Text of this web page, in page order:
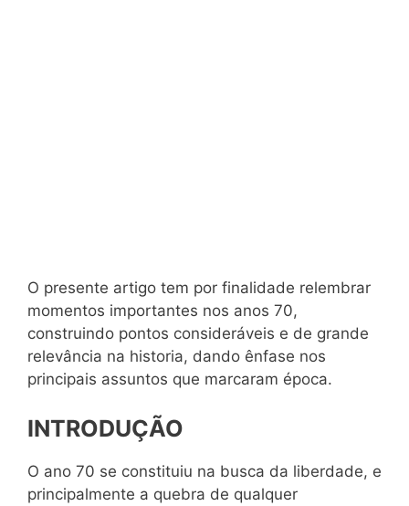
O presente artigo tem por finalidade relembrar
momentos importantes nos anos 70,
construindo pontos consideráveis e de grande
relevância na historia, dando ênfase nos
principais assuntos que marcaram época.
INTRODUÇÃO
O ano 70 se constituiu na busca da liberdade, e
principalmente a quebra de qualquer